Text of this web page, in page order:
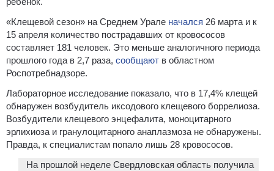
«Клещевой сезон» на Среднем Урале начался 26 марта и к
15 апреля количество пострадавших от кровососов
составляет 181 человек. Это меньше аналогичного периода
прошлого года в 2,7 раза, сообщают в областном
Роспотребнадзоре.
Лабораторное исследование показало, что в 17,4% клещей
обнаружен возбудитель иксодового клещевого боррелиоза.
Возбудители клещевого энцефалита, моноцитарного
эрлихиоза и гранулоцитарного анаплазмоза не обнаружены.
Правда, к специалистам попало лишь 28 кровососов.
На прошлой неделе Свердловская область получила